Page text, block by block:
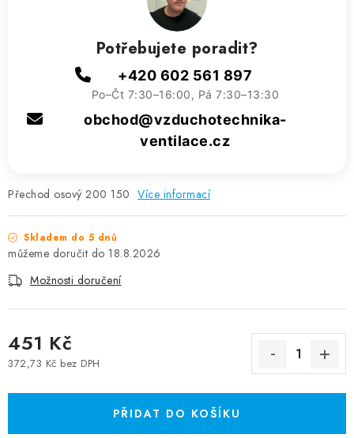
Přechod osový 200 150 Více informací
Skladem do 5 dnů
18.8.2026
Možnosti doručení
451 Kč
372,73 Kč bez DPH
PŘIDAT DO KOŠÍKU
Potřebujete poradit?
+420 602 561 897
Po–Čt 7:30–16:00, Pá 7:30–13:30
obchod@vzduchotechnika-
ventilace.cz